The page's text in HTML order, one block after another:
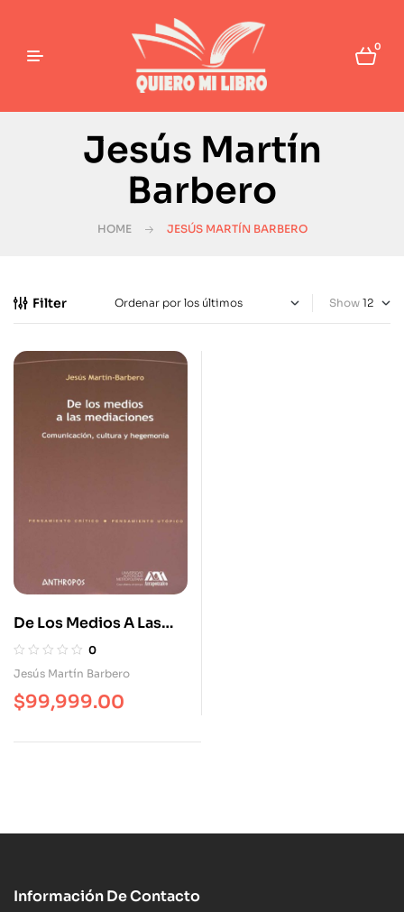
0
Jesús Martín
Barbero
HOME JESÚS MARTÍN BARBERO
Filter Show
De Los Medios A Las
Mediaciones.
Comunicación, Cultura
0
Jesús Martín Barbero
$99,999.00
Información De Contacto